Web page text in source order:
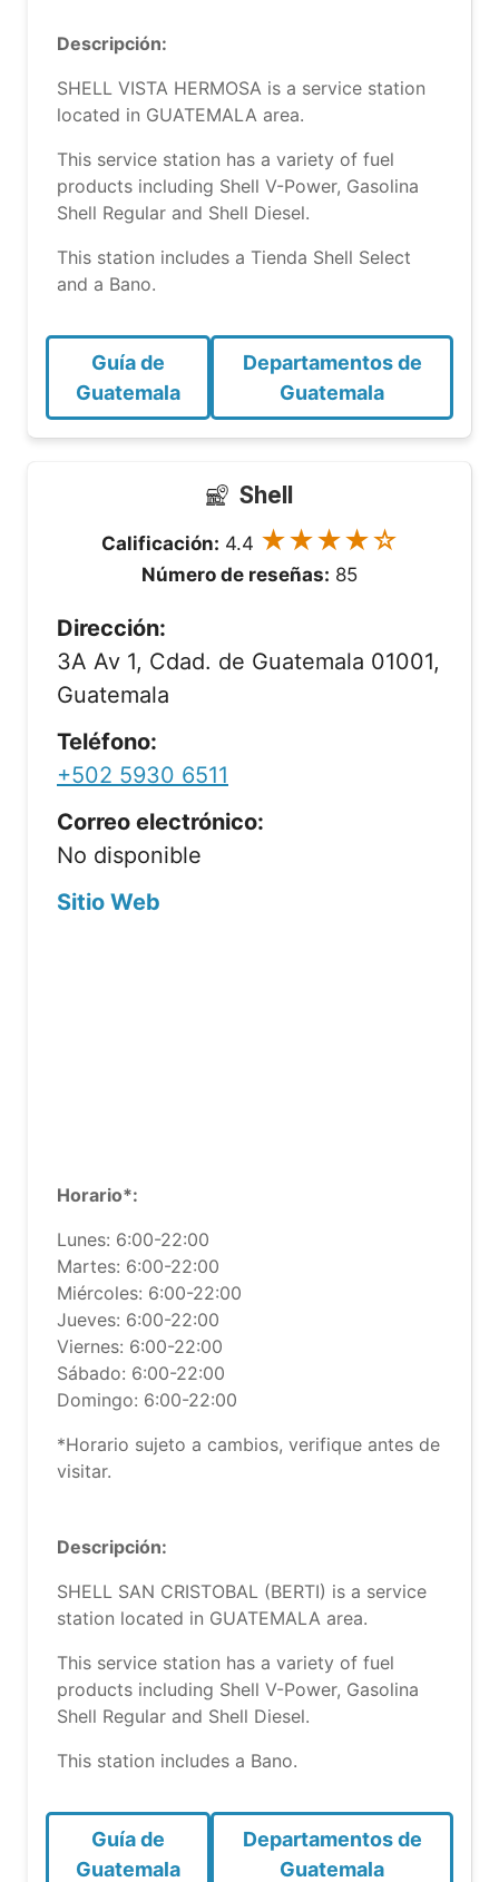
Descripción:
SHELL VISTA HERMOSA is a service station
located in GUATEMALA area.
This service station has a variety of fuel
products including Shell V-Power, Gasolina
Shell Regular and Shell Diesel.
This station includes a Tienda Shell Select
and a Bano.
Guía de
Guatemala
Departamentos de
Guatemala
Shell
Calificación: 4.4 ★★★★☆
Número de reseñas: 85
Dirección:
3A Av 1, Cdad. de Guatemala 01001,
Guatemala
Teléfono:
+502 5930 6511
Correo electrónico:
No disponible
Sitio Web
Horario*:
Lunes: 6:00-22:00
Martes: 6:00-22:00
Miércoles: 6:00-22:00
Jueves: 6:00-22:00
Viernes: 6:00-22:00
Sábado: 6:00-22:00
Domingo: 6:00-22:00
*Horario sujeto a cambios, verifique antes de
visitar.
Descripción:
SHELL SAN CRISTOBAL (BERTI) is a service
station located in GUATEMALA area.
This service station has a variety of fuel
products including Shell V-Power, Gasolina
Shell Regular and Shell Diesel.
This station includes a Bano.
Guía de
Guatemala
Departamentos de
Guatemala